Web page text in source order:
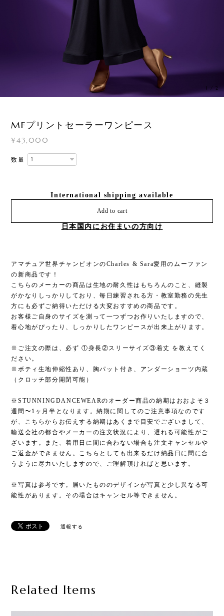
1 /2
MFプリントセーラーワンピース
¥43,000
数量
International shipping available
Add to cart
日本国内にお住まいの方向け
アマチュア世界チャンピオンのCharles & Sara愛用のムーファン
の新商品です！
こちらのメーカーの商品は生地の耐久性はもちろんのこと、縫製
がかなりしっかりしており、毎日練習される方・教室勤務の先生
方にも必ずご納得いただける大変おすすめの商品です。
お客様ご自身のサイズを測って一つずつお作りいたしますので、
着心地がぴったり、しっかりしたワンピースが出来上がります。
※ご注文の際は、必ず ①身長②スリーサイズ③着丈 を教えてく
ださい。
※ボティ生地伸縮性あり、胸パット付き、アンダーショーツ内蔵
（クロッチ部分開閉可能）
※STUNNINGDANCEWEARのオーダー商品の納期はおおよそ３
週間〜1ヶ月半となります。納期に関してのご注意事項なのです
が、こちらからお伝えする納期はあくまで目安でございまして、
輸送会社の都合やメーカーの注文状況により、遅れる可能性がご
ざいます。また、着用日に間に合わない場合も注文キャンセルや
ご返金ができません。こちらとしても出来るだけ納品日に間に合
うように尽力いたしますので、ご理解頂ければと思います。
※写真は参考です。届いたもののデザインが写真と少し異なる可
能性があります。その場合はキャンセル等できません。
通報する
Related Items